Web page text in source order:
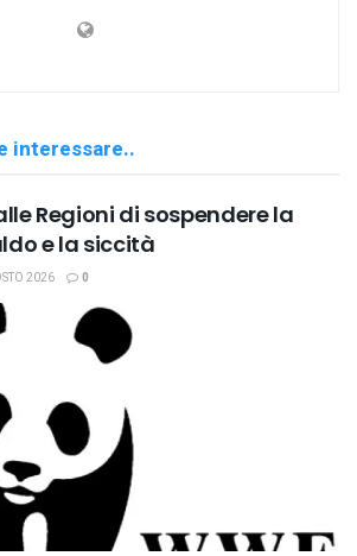
interessare..
Regioni di sospendere la
e la siccità
2026 0